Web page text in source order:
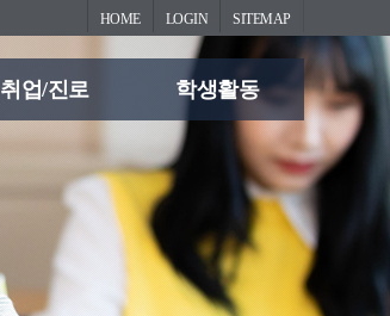
HOME LOGIN SITEMAP
취업/진로 학생활동